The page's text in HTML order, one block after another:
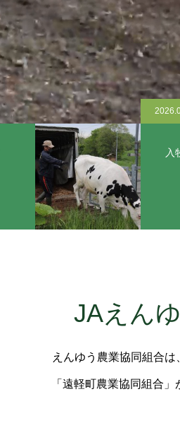
入
JAえん
えんゆう農業協同組合
「遠軽町農業協同組合